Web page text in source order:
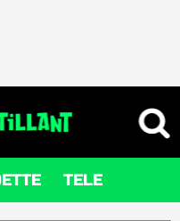
TELE